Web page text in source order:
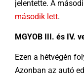
jelentette. A
második lett.
MGYOB III. és IV.
Ezen a hétvégén
Azonban az autó